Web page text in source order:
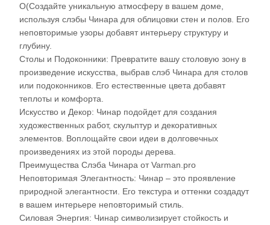
О(Создайте уникальную атмосферу в вашем доме,
используя слэбы Чинара для облицовки стен и полов. Его
неповторимые узоры добавят интерьеру структуру и
глубину.
Столы и Подоконники: Превратите вашу столовую зону в
произведение искусства, выбрав слэб Чинара для столов
или подоконников. Его естественные цвета добавят
теплоты и комфорта.
Искусство и Декор: Чинар подойдет для создания
художественных работ, скульптур и декоративных
элементов. Воплощайте свои идеи в долговечных
произведениях из этой породы дерева.
Преимущества Слэба Чинара от Varman.pro
Неповторимая Элегантность: Чинар – это проявление
природной элегантности. Его текстура и оттенки создадут
в вашем интерьере неповторимый стиль.
Силовая Энергия: Чинар символизирует стойкость и